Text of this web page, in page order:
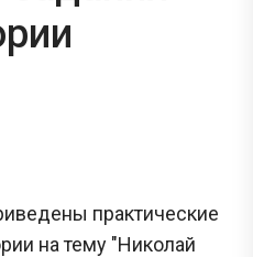
практические
на тему "Николай